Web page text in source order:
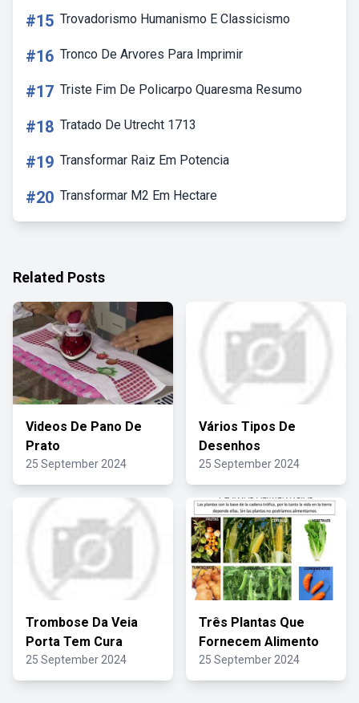
#15 Trovadorismo Humanismo E Classicismo
#16 Tronco De Arvores Para Imprimir
#17 Triste Fim De Policarpo Quaresma Resumo
#18 Tratado De Utrecht 1713
#19 Transformar Raiz Em Potencia
#20 Transformar M2 Em Hectare
Related Posts
Videos De Pano De
Prato
25 September 2024
Vários Tipos De
Desenhos
25 September 2024
Trombose Da Veia
Porta Tem Cura
25 September 2024
Três Plantas Que
Fornecem Alimento
25 September 2024